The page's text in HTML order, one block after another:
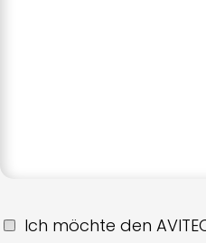
Ich möchte den